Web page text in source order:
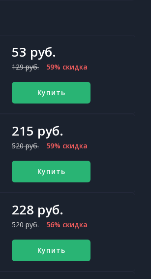
53 руб.
129 руб. 59% скидка
Купить
215 руб.
520 руб. 59% скидка
Купить
228 руб.
520 руб. 56% скидка
Купить